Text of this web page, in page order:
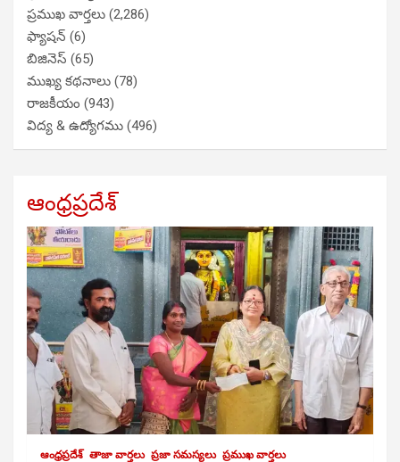
ప్రముఖ వార్తలు (2,286)
ఫ్యాషన్ (6)
బిజినెస్ (65)
ముఖ్య కథనాలు (78)
రాజకీయం (943)
విద్య & ఉద్యోగము (496)
ఆంధ్రప్రదేశ్
ఆంధ్రప్రదేశ్ తాజా వార్తలు ప్రజా సమస్యలు ప్రముఖ వార్తలు